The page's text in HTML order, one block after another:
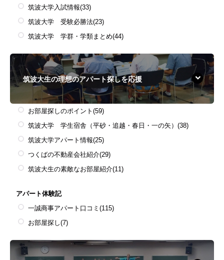
筑波大学入試情報(33)
筑波大学 受験必勝法(23)
筑波大学 学群・学類まとめ(44)
筑波大生の理想のアパート探しを応援
お部屋探しのポイント (59)
筑波大学 学生宿舎（平砂・追越・春日・一の矢） (38)
筑波大学アパート情報(25)
つくばの不動産会社紹介(29)
筑波大生の素敵なお部屋紹介(11)
アパート体験記
一誠商事アパート口コミ (115)
お部屋探し(7)